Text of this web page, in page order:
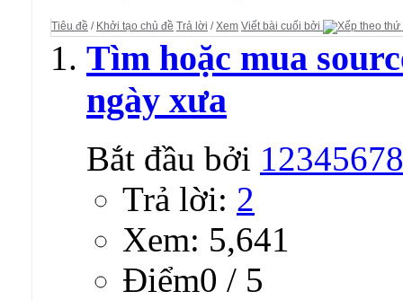
Tiêu đề / Khởi tạo chủ đề Trả lời /Xem Viết bài cuối bởi
Tìm hoặc mua
ngày xưa
Bắt đầu bởi
Trả lời: 2
Xem: 5,641
Ðiểm0 / 5